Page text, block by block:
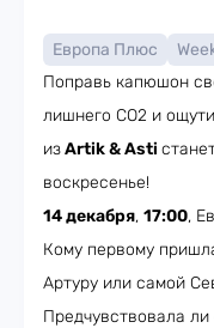
Европа Плюс
Поправь капюшон
лишнего CO2 и
изArtik & Asti
воскресенье!
14 декабря, 17:00,
Кому первому
Артуру или самой
Предчувствовала